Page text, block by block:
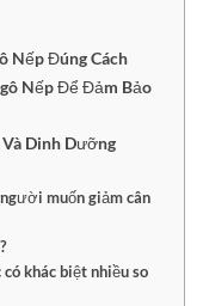
Nếp Đúng Cách
Nếp Để Đảm Bảo
Dinh Dưỡng
muốn giảm cân
khác biệt nhiều so